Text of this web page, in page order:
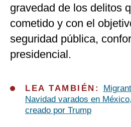
gravedad de los delitos
cometido y con el
seguridad pública,
presidencial.
LEA TAMBIÉN:
Navidad varados en
creado por Trump